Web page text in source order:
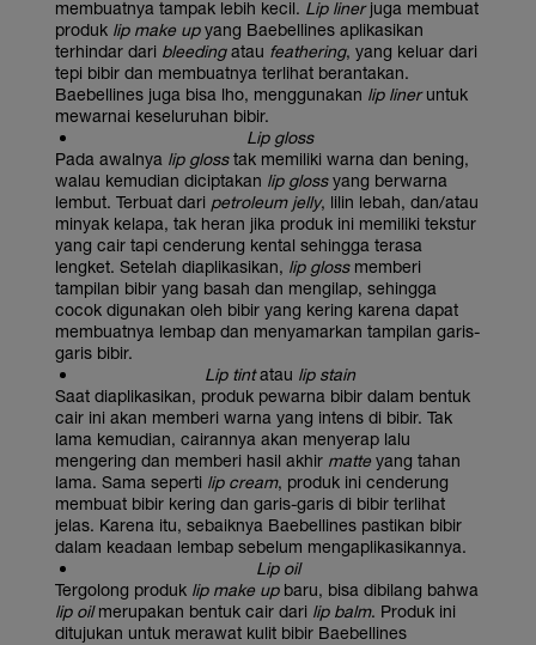
membuatnya tampak lebih kecil. Lip linerjuga membuat
produk lip make upyang Baebellines aplikasikan
terhindar dari bleedingatau feathering, yang keluar dari
tepi bibir dan membuatnya terlihat berantakan.
Baebellines juga bisa lho, menggunakan lip lineruntuk
mewarnai keseluruhan bibir.
Lip gloss
Pada awalnya lip glosstak memiliki warna dan bening,
walau kemudian diciptakan lip glossyang berwarna
lembut. Terbuat dari petroleum jelly, lilin lebah, dan/atau
minyak kelapa, tak heran jika produk ini memiliki tekstur
yang cair tapi cenderung kental sehingga terasa
lengket. Setelah diaplikasikan, lip glossmemberi
tampilan bibir yang basah dan mengilap, sehingga
cocok digunakan oleh bibir yang kering karena dapat
membuatnya lembap dan menyamarkan tampilan garis-
garis bibir.
Lip tintatau lip stain
Saat diaplikasikan, produk pewarna bibir dalam bentuk
cair ini akan memberi warna yang intens di bibir. Tak
lama kemudian, cairannya akan menyerap lalu
mengering dan memberi hasil akhir matte yang tahan
lama. Sama seperti lip cream, produk ini cenderung
membuat bibir kering dan garis-garis di bibir terlihat
jelas. Karena itu, sebaiknya Baebellines pastikan bibir
dalam keadaan lembap sebelum mengaplikasikannya.
Lip oil
Tergolong produk lip make upbaru, bisa dibilang bahwa
lip oilmerupakan bentuk cair dari lip balm. Produk ini
ditujukan untuk merawat kulit bibir Baebellines